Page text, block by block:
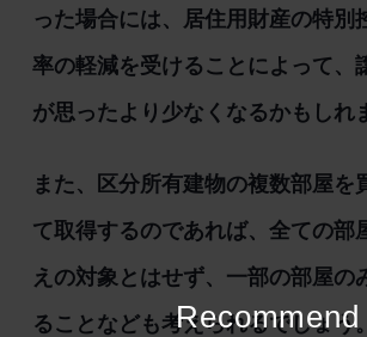
った場合には、居住用財産の特別
率の軽減を受けることによって、
が思ったより少なくなるかもしれ
また、区分所有建物の複数部屋を
て取得するのであれば、全ての部
えの対象とはせず、一部の部屋の
ることなども考えられるでしょう。
Recommend